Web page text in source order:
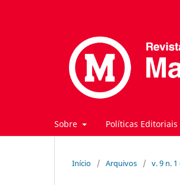
Sobre Políticas Editoriais
Início / Arquivos / v. 9 n.